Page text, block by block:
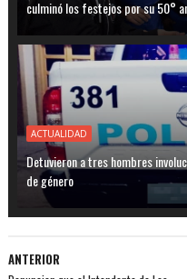
culminó los festejos por su 50°
ACTUALIDAD
Detuvieron a tres hombres
de género
ANTERIOR